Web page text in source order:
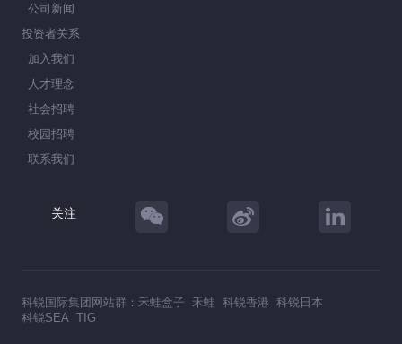
公司新闻
投资者关系
加入我们
人才理念
社会招聘
校园招聘
联系我们
关注
科锐国际集团网站群： 禾蛙盒子 禾蛙 科锐香港 科锐日本
科锐SEA TIG